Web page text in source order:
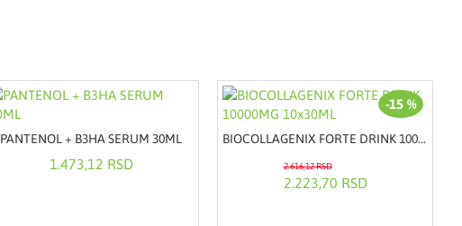
PANTENOL + B3HA SERUM 30ML
1.473,12 RSD
-15 %
BIOCOLLAGENIX FORTE DRINK 10000MG 10x30ML
2.223,70 RSD
2.616,12 RSD